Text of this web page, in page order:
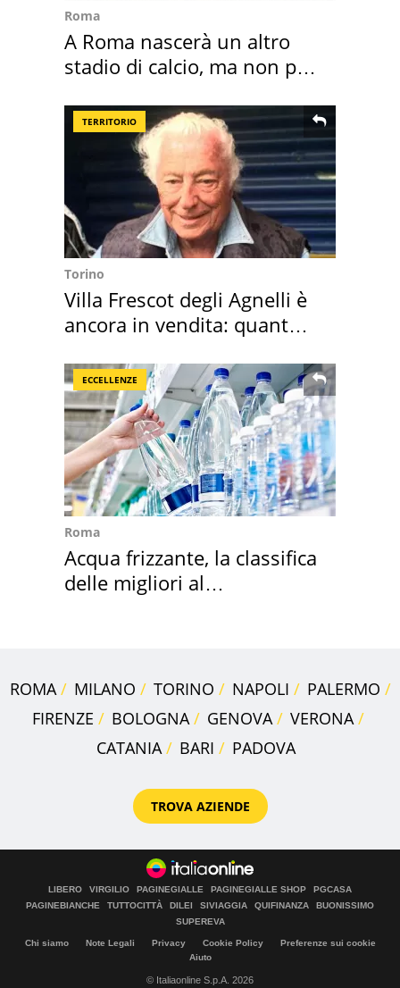
Roma
A Roma nascerà un altro
stadio di calcio, ma non per
TERRITORIO
Torino
Villa Frescot degli Agnelli è
ancora in vendita: quanto
ECCELLENZE
Roma
Acqua frizzante, la classifica
delle migliori al
ROMA MILANO TORINO NAPOLI
PALERMO
FIRENZE
BOLOGNA GENOVA
VERONA
CATANIA
BARI PADOVA
TROVA AZIENDE
LIBERO VIRGILIO PAGINEGIALLE PAGINEGIALLE SHOP
PGCASA
PAGINEBIANCHE
TUTTOCITTÀ DILEI SIVIAGGIA QUIFINANZA
BUONISSIMO
SUPEREVA
Chi siamo Note Legali Privacy Cookie Policy
Preferenze sui cookie
Aiuto
© Italiaonline S.p.A. 2026